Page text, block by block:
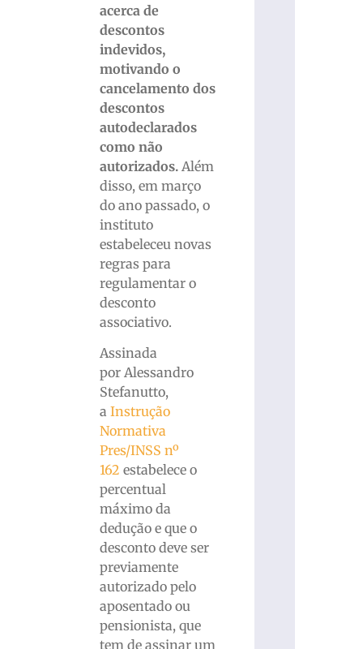
acerca de
descontos
indevidos,
motivando o
cancelamento dos
descontos
autodeclarados
como não
autorizados.Além
disso, em março
do ano passado, o
instituto
estabeleceu novas
regras para
regulamentar o
desconto
associativo.
Assinada
por Alessandro
Stefanutto,
a Instrução
Normativa
Pres/INSS nº
162 estabelece o
percentual
máximo da
dedução e que o
desconto deve ser
previamente
autorizado pelo
aposentado ou
pensionista, que
tem de assinar um